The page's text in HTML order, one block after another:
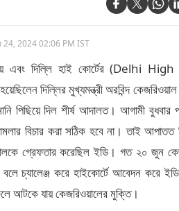
24, 2024 02:06 PM IST
এবং দিল্লি হাই কোর্টের (Delhi High
দিল্লির মুখ্যমন্ত্রী অরবিন্দ
পিছিয়ে দিল শীর্ষ আদালত। আগামী বুধবার
বিচার করা সঠিক হবে না। তাই
গ্রেফতার করেছিল ইডি। গত ২০ জুন
চ্যালেঞ্জ করে হাইকোর্টে আবেদন করে
আটকে যায় কেজরিওয়ালের মুক্তি।